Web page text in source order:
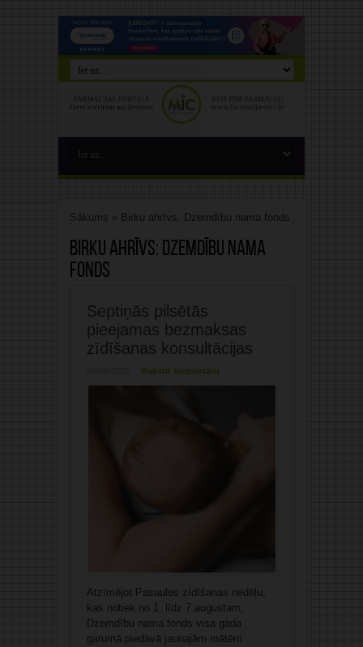
Sākums » Birku ahrīvs: Dzemdību nama fonds
Birku ahrīvs: Dzemdību nama
fonds
Septiņās pilsētās
pieejamas bezmaksas
zīdīšanas konsultācijas
Rakstīt komentāru
Atzīmējot Pasaules zīdīšanas nedēļu,
kas notiek no 1. līdz 7.augustam,
Dzemdību nama fonds visa gada
garumā piedāvā jaunajām mātēm